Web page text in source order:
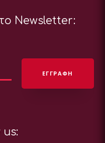
Newsletter:
us: